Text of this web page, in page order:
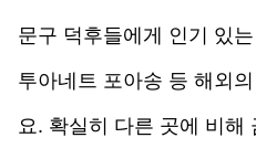
문구 덕후들에게 인기 있
투아네트 포아송 등 해외
요. 확실히 다른 곳에 비해